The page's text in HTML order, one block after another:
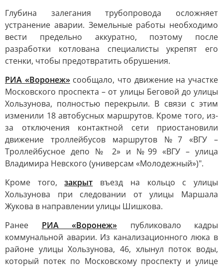
Глубина залегания трубопровода осложняет
устранение аварии. Земельные работы необходимо
вести предельно аккуратно, поэтому после
разработки котлована специалисты укрепят его
стенки, чтобы предотвратить обрушения.
РИА «Воронеж»сообщало, что движение на участке
Московского проспекта – от улицы Беговой до улицы
Хользунова, полностью перекрыли. В связи с этим
изменили 18 автобусных маршрутов. Кроме того, из-
за отключения контактной сети приостановили
движение троллейбусов маршрутов №7 «ВГУ –
Троллейбусное депо № 2» и №99 «ВГУ – улица
Владимира Невского (универсам «Молодежный»)".
Кроме того,закрыт въезд на кольцо с улицы
Хользунова при следовании от улицы Маршала
Жукова в направлении улицы Шишкова.
Ранее РИА «Воронеж» публиковало кадры
коммунальной аварии. Из канализационного люка в
районе улицы Хользунова, 46, хлынул поток воды,
который потек по Московскому проспекту и улице